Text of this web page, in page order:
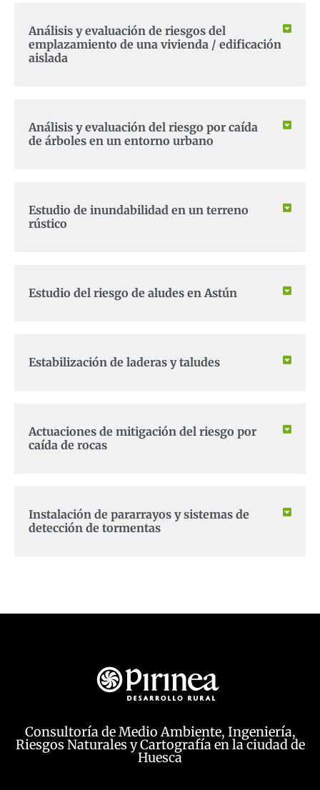
Análisis y evaluación de riesgos del
emplazamiento de una vivienda / edificación
aislada
Análisis y evaluación del riesgo por caída
de árboles en un entorno urbano
Estudio de inundabilidad en un terreno
rústico
Estudio del riesgo de aludes en Astún
Estabilización de laderas y taludes
Actuaciones de mitigación del riesgo por
caída de rocas
Instalación de pararrayos y sistemas de
detección de tormentas
Consultoría de Medio Ambiente, Ingeniería,
Riesgos Naturales y Cartografía en la ciudad de
Huesca